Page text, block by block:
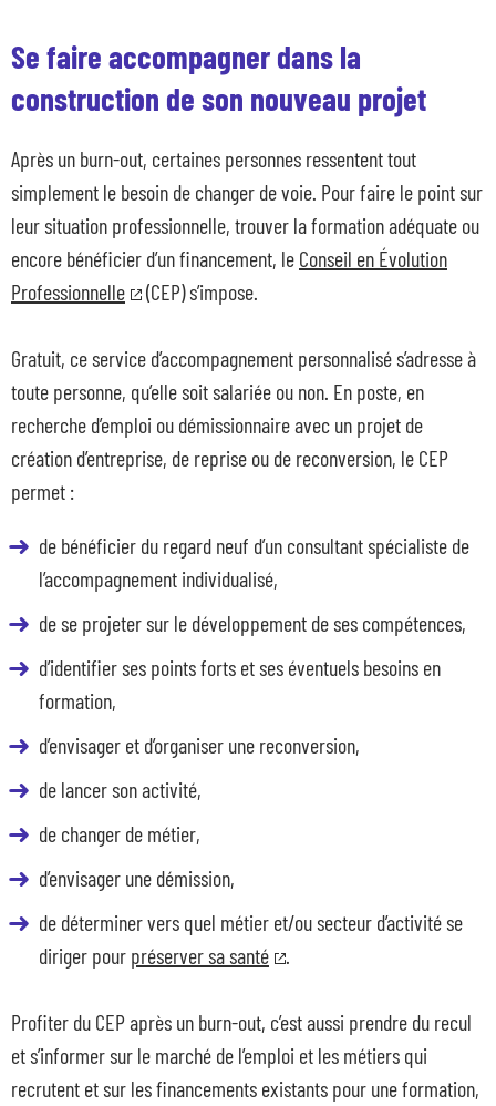
Se faire accompagner dans la
construction de son nouveau projet
Après un burn-out, certaines personnes ressentent tout
simplement le besoin de changer de voie. Pour faire le point sur
leur situation professionnelle, trouver la formation adéquate ou
encore bénéficier d’un financement, le Conseil en Évolution
Professionnelle
(CEP) s’impose.
Gratuit, ce service d’accompagnement personnalisé s’adresse à
toute personne, qu’elle soit salariée ou non. En poste, en
recherche d’emploi ou démissionnaire avec un projet de
création d’entreprise, de reprise ou de reconversion, le CEP
permet :
de bénéficier du regard neuf d’un consultant spécialiste de
l’accompagnement individualisé,
de se projeter sur le développement de ses compétences,
d’identifier ses points forts et ses éventuels besoins en
formation,
d’envisager et d’organiser une reconversion,
de lancer son activité,
de changer de métier,
d’envisager une démission,
de déterminer vers quel métier et/ou secteur d’activité se
diriger pour préserver sa santé
Profiter du CEP après un burn-out, c’est aussi prendre du recul
et s’informer sur le marché de l’emploi et les métiers qui
recrutent et sur les financements existants pour une formation,